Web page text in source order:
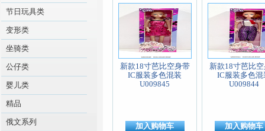
节日玩具类
变形类
坐骑类
公仔类
婴儿类
精品
俄文系列
新款18寸芭比空身带
IC服装多色混装
U009845
加入购物车
新款18寸芭比
IC服装多色混
U009844
加入购物车